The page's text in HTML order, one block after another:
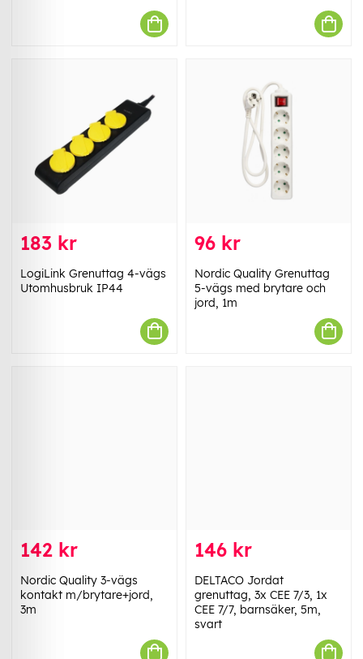
183 kr
LogiLink Grenuttag 4-vägs
Utomhusbruk IP44
96 kr
Nordic Quality Grenuttag
5-vägs med brytare och
jord, 1m
142 kr
Nordic Quality 3-vägs
kontakt m/brytare+jord,
3m
146 kr
DELTACO Jordat
grenuttag, 3x CEE 7/3, 1x
CEE 7/7, barnsäker, 5m,
svart